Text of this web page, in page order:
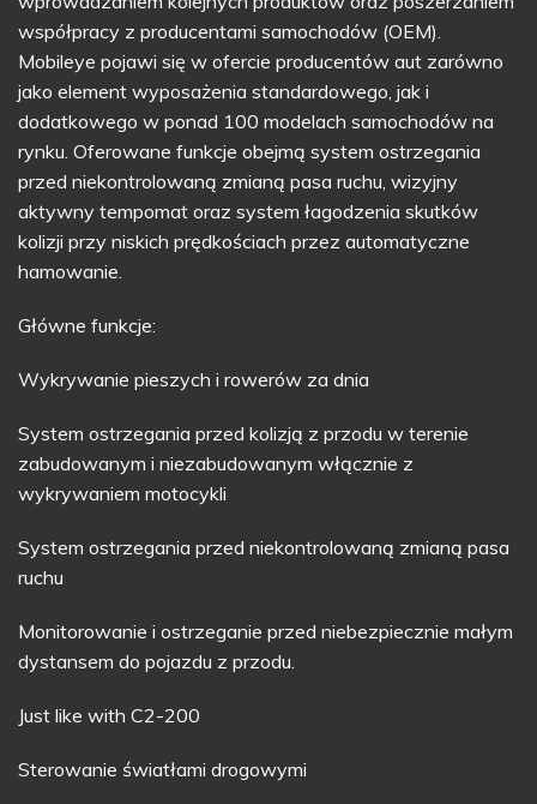
współpracy z producentami samochodów (OEM).
Mobileye pojawi się w ofercie producentów aut zarówno
jako element wyposażenia standardowego, jak i
dodatkowego w ponad 100 modelach samochodów na
rynku. Oferowane funkcje obejmą system ostrzegania
przed niekontrolowaną zmianą pasa ruchu, wizyjny
aktywny tempomat oraz system łagodzenia skutków
kolizji przy niskich prędkościach przez automatyczne
hamowanie.
Główne funkcje:
Wykrywanie pieszych i rowerów za dnia
System ostrzegania przed kolizją z przodu w terenie
zabudowanym i niezabudowanym włącznie z
wykrywaniem motocykli
System ostrzegania przed niekontrolowaną zmianą pasa
ruchu
Monitorowanie i ostrzeganie przed niebezpiecznie małym
dystansem do pojazdu z przodu.
Just like with C2-200
Sterowanie światłami drogowymi